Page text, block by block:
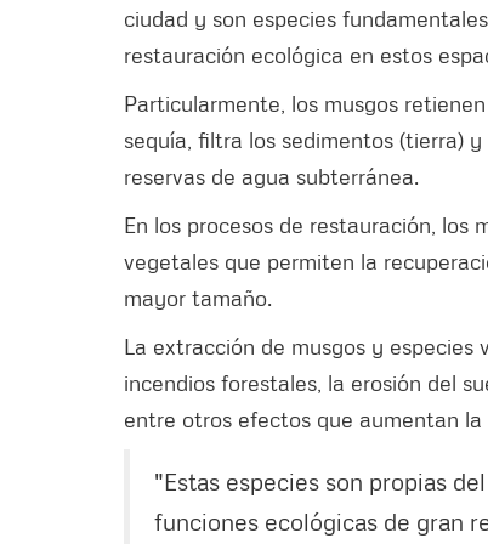
ciudad y son especies
restauración ecológica en estos
Particularmente, los musgos
sequía, filtra los sedimentos (tierra)
reservas de agua subterránea.
En los procesos de restauración, los
vegetales que permiten la
mayor tamaño.
La extracción de musgos y
incendios forestales, la erosión del
entre otros efectos que aumentan
"Estas especies son propias
funciones ecológicas de gran